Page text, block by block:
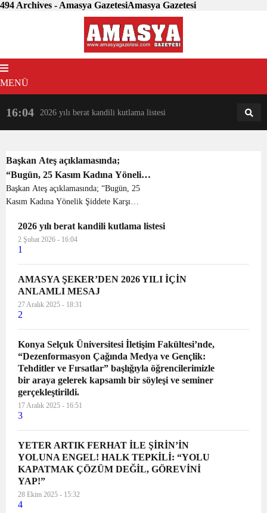
494 Archives - Amasya GazetesiAmasya Gazetesi
MENÜ
16:04 2026 yılı berat kandili kutlama listesi 18:31
Başkan Ateş açıklamasında;
“Bugün, 25 Kasım Kadına Yönelik
Şiddete Karşı Uluslararası
Mücadele Günü. Cumhuriyet Halk
ve 973 ilçede alanlarda eş zamanlı
basın açıklaması yapıyoruz. Şiddet
kardeşlerimizi saygıyla anıyoruz.
Bugün, dünyada ve ülkemizin dört
bir yanındaki kadınlarla tek yürek
olduk: her türlü şiddete, sömürüye
ve savaşa meydan okuyoruz.
Dünya tarihine “kelebekler” olarak
geçen Mirabel Kardeşler’in
direnişine sahip çıkıyoruz. Bundan
tam 63 yıl önce Dominik
Cumhuriyeti’nde diktatörün
devrilmesi için canları ile bedel
ödeyen Mirabel Kardeşler’i
saygıyla anıyoruz. Adında “adalet”
olan hükümetin yönettiği ülkemizde
her gün en az iki kadın katlediliyor.
Kadın cinayetlerini sadece “sayı”
olarak değerlendiren iktidar,
Başkan Ateş açıklamasında; “Bugün, 25
Kasım Kadına Yönelik Şiddete Karşı
Cumhuriyet Halk Partisi Kadın Kolları
olarak, 81 il ve 973 ilçede alanlarda eş
zamanlı basın açıkla...
2026 yılı berat kandili kutlama listesi
2 Şubat 2026 - 16:04
1
AMASYA ŞEKER’DEN 2026 YILI İÇİN
ANLAMLI MESAJ
27 Aralık 2025 - 18:31
2
Konya Selçuk Üniversitesi İletişim Fakültesi’nde,
“Dezenformasyon Çağında Medya ve Gençlik:
Tehditler ve Fırsatlar” başlığıyla öğrencilerimizle
bir araya gelerek kapsamlı bir söyleşi ve seminer
gerçekleştirildi.
17 Aralık 2025 - 16:51
3
YETER ARTIK FERHAT İLE ŞİRİN’İN
YOLUNA ENGEL! HALK TEPKİLİ: “YOLU
KAPATMAK ÇÖZÜM DEĞİL, GÖREVİNİ
YAP!”
28 Ekim 2025 - 15:32
4